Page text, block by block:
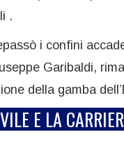
.
i confini
Garibaldi,
della gamba
E LA